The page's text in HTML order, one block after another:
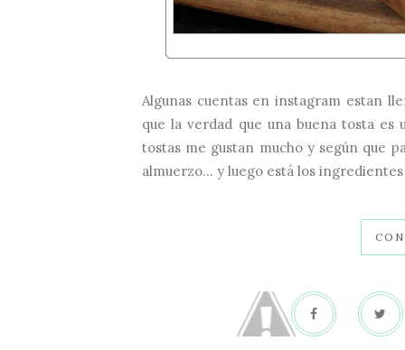
Algunas cuentas en instagram estan
que la verdad que una buena tosta es
tostas me gustan mucho y según que
almuerzo... y luego está los